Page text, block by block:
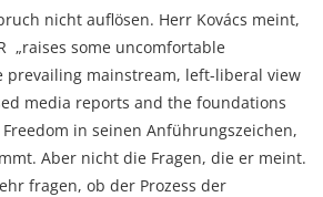
nicht auflösen. Herr Kovács meint,
„raises some uncomfortable
prevailing mainstream, left-liberal view
media reports and the foundations
Freedom in seinen Anführungszeichen,
Aber nicht die Fragen, die er meint.
fragen, ob der Prozess der